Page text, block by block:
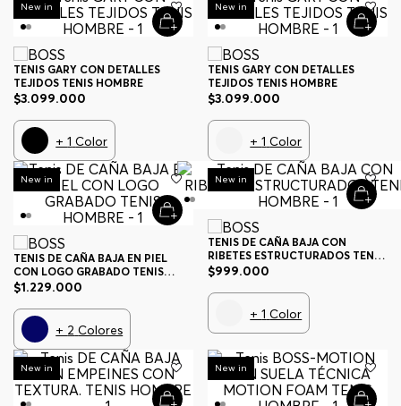
New in
TENIS GARY CON DETALLES
TEJIDOS TENIS HOMBRE
$3.099.000
+1 Color
New in
TENIS GARY CON DETALLES
TEJIDOS TENIS HOMBRE
$3.099.000
+1 Color
New in
TENIS DE CAÑA BAJA EN PIEL
CON LOGO GRABADO TENIS
HOMBRE
$1.229.000
+ 2 Colores
New in
TENIS DE CAÑA BAJA CON
RIBETES ESTRUCTURADOS TENIS
HOMBRE
$999.000
+1 Color
New in New in